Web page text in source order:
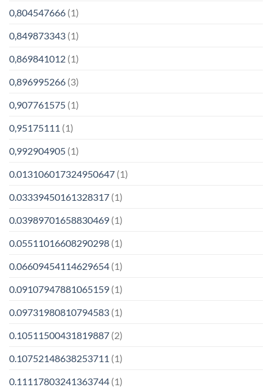
0,804547666 (1)
0,849873343 (1)
0,869841012 (1)
0,896995266 (3)
0,907761575 (1)
0,95175111 (1)
0,992904905 (1)
0.013106017324950647 (1)
0.03339450161328317 (1)
0.03989701658830469 (1)
0.05511016608290298 (1)
0.06609454114629654 (1)
0.09107947881065159 (1)
0.09731980810794583 (1)
0.10511500431819887 (2)
0.10752148638253711 (1)
0.11117803241363744 (1)